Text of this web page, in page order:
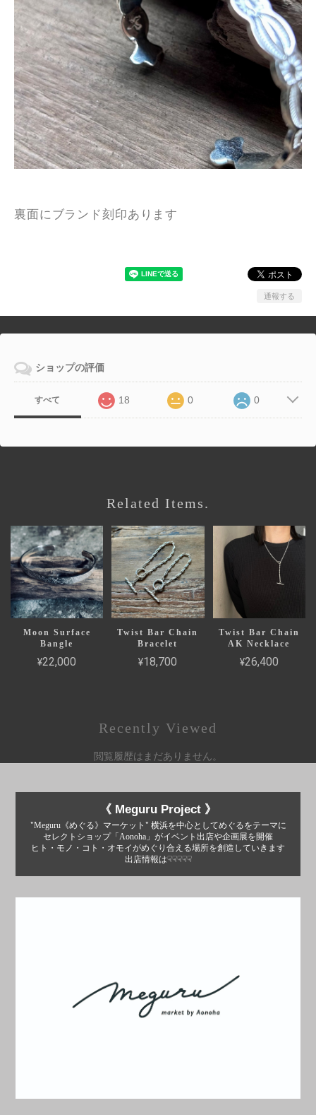
裏面にブランド刻印あります
通報する
ショップの評価
すべて 18 0 0
Related Items.
Moon Surface
Bangle
¥22,000
Twist Bar Chain
Bracelet
¥18,700
Twist Bar Chain
AK Necklace
¥26,400
Recently Viewed
閲覧履歴はまだありません。
《 Meguru Project 》
"Meguru《めぐる》マーケット" 横浜を中心としてめぐるをテーマに
セレクトショップ「Aonoha」がイベント出店や企画展を開催
ヒト・モノ・コト・オモイがめぐり合える場所を創造していきます
出店情報は☟☟☟☟☟